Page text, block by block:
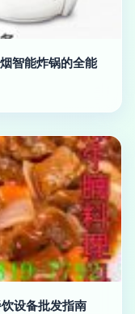
智能炸锅的全能
设备批发指南